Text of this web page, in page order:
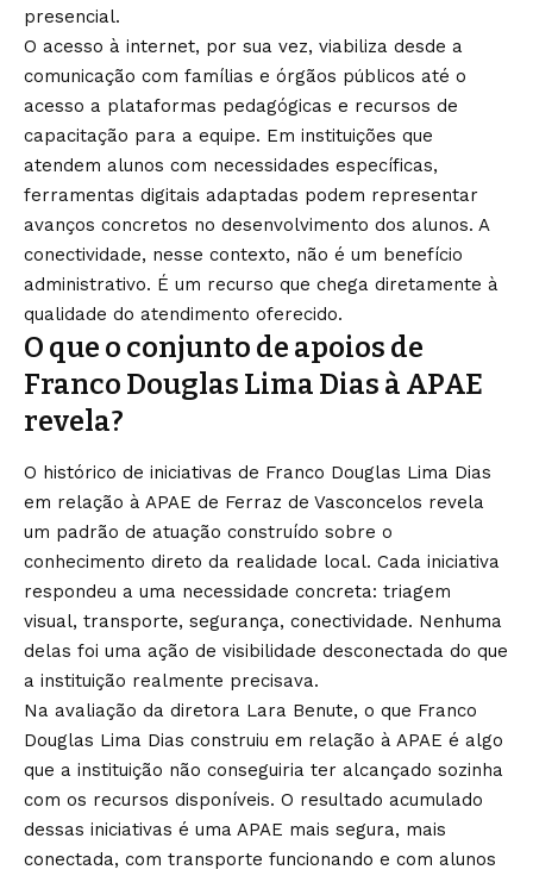
presencial.
O acesso à internet, por sua vez, viabiliza desde a
comunicação com famílias e órgãos públicos até o
acesso a plataformas pedagógicas e recursos de
capacitação para a equipe. Em instituições que
atendem alunos com necessidades específicas,
ferramentas digitais adaptadas podem representar
avanços concretos no desenvolvimento dos alunos. A
conectividade, nesse contexto, não é um benefício
administrativo. É um recurso que chega diretamente à
qualidade do atendimento oferecido.
O que o conjunto de apoios de
Franco Douglas Lima Dias à APAE
revela?
O histórico de iniciativas de Franco Douglas Lima Dias
em relação à APAE de Ferraz de Vasconcelos revela
um padrão de atuação construído sobre o
conhecimento direto da realidade local. Cada iniciativa
respondeu a uma necessidade concreta: triagem
visual, transporte, segurança, conectividade. Nenhuma
delas foi uma ação de visibilidade desconectada do que
a instituição realmente precisava.
Na avaliação da diretora Lara Benute, o que Franco
Douglas Lima Dias construiu em relação à APAE é algo
que a instituição não conseguiria ter alcançado sozinha
com os recursos disponíveis. O resultado acumulado
dessas iniciativas é uma APAE mais segura, mais
conectada, com transporte funcionando e com alunos